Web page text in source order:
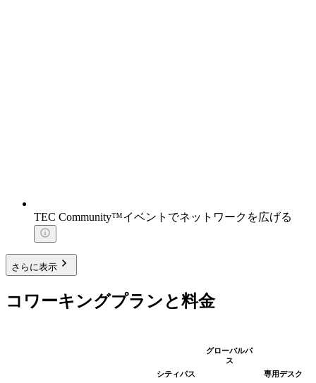
TEC Community™イベントでネットワークを広げる
さらに表示
コワーキングプランと料金
シティパス
グローバルパ
ス
専用デスク